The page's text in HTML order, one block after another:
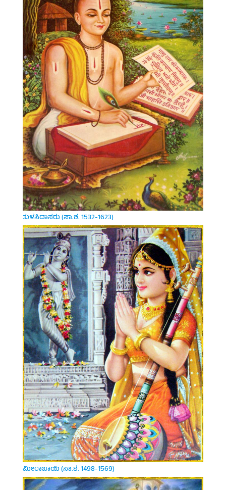
ತುಳಸಿದಾಸರು (ಸಾ.ಶ. 1532-1623)
ಮೀರಾಬಾಯಿ (ಸಾ.ಶ. 1498-1569)